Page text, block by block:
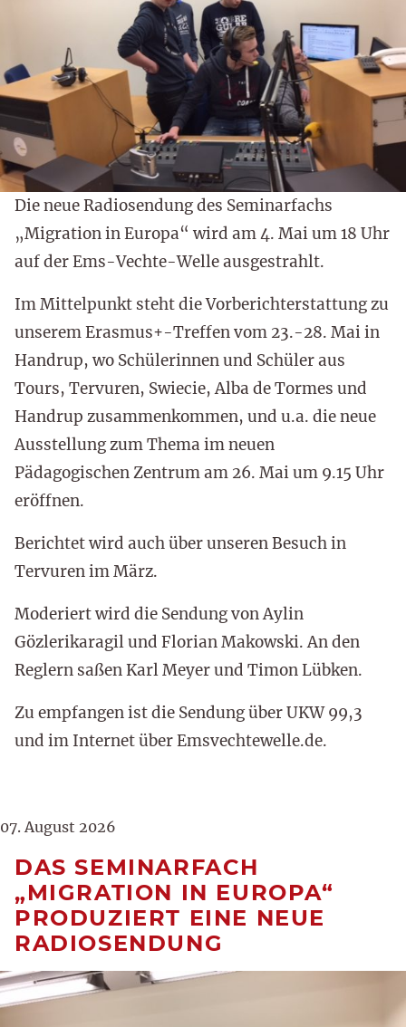
Die neue Radiosendung des Seminarfachs
„Migration in Europa“ wird am 4. Mai um 18 Uhr
auf der Ems-Vechte-Welle ausgestrahlt.
Im Mittelpunkt steht die Vorberichterstattung zu
unserem Erasmus+-Treffen vom 23.-28. Mai in
Handrup, wo Schülerinnen und Schüler aus
Tours, Tervuren, Swiecie, Alba de Tormes und
Handrup zusammenkommen, und u.a. die neue
Ausstellung zum Thema im neuen
Pädagogischen Zentrum am 26. Mai um 9.15 Uhr
eröffnen.
Berichtet wird auch über unseren Besuch in
Tervuren im März.
Moderiert wird die Sendung von Aylin
Gözlerikaragil und Florian Makowski. An den
Reglern saßen Karl Meyer und Timon Lübken.
Zu empfangen ist die Sendung über UKW 99,3
und im Internet über Emsvechtewelle.de.
07. August 2026
DAS SEMINARFACH
„MIGRATION IN EUROPA“
PRODUZIERT EINE NEUE
RADIOSENDUNG